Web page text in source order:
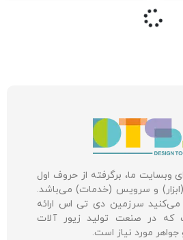
وبسایت ما، برگرفته از حروف اول
(ابزار) و سرویس (خدمات) می‌باشد.
می‌کنید سرزمین دی تی اس ارائه
که در صنعت تولید زیور آلات
مورد نیاز است.